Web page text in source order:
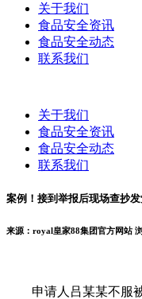
关于我们
食品安全资讯
食品安全动态
联系我们
关于我们
食品安全资讯
食品安全动态
联系我们
案例！接到举报后现场查抄
来源：royal皇家88集团官方网站
申请人吕某某不服被